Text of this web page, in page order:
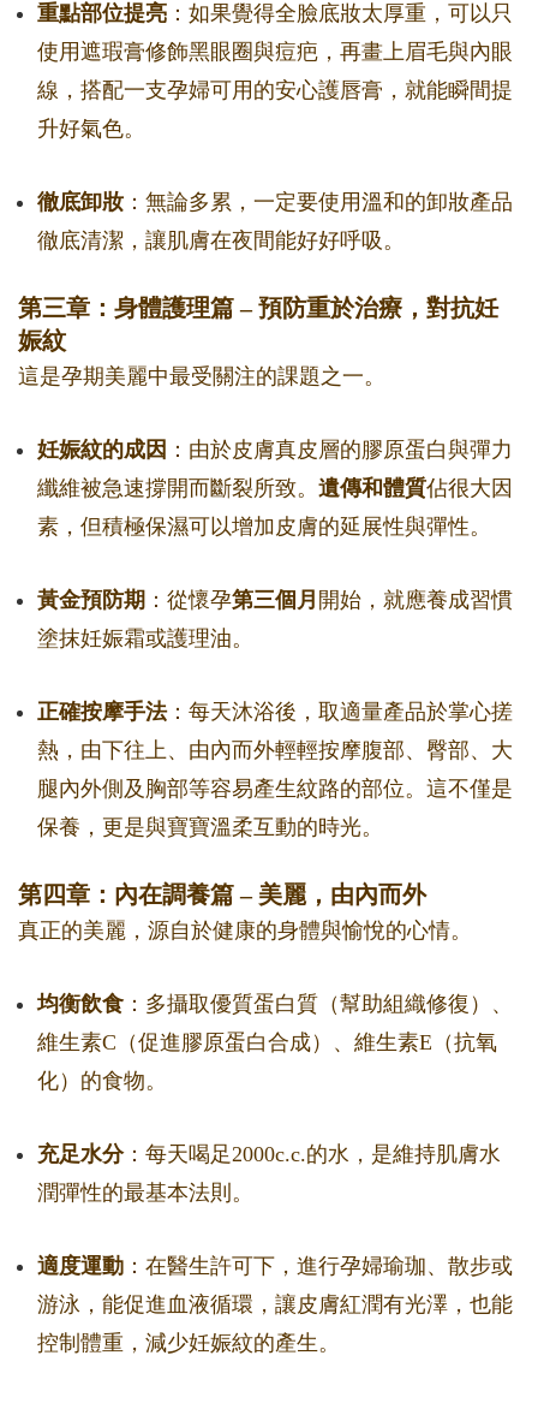
重點部位提亮 ：如果覺得全臉底妝太厚重，可以只
使用遮瑕膏修飾黑眼圈與痘疤，再畫上眉毛與內眼
線，搭配一支孕婦可用的安心護唇膏，就能瞬間提
升好氣色。
徹底卸妝 ：無論多累，一定要使用溫和的卸妝產品
徹底清潔，讓肌膚在夜間能好好呼吸。
第三章：身體護理篇 – 預防重於治療，對抗妊
娠紋
這是孕期美麗中最受關注的課題之一。
妊娠紋的成因 ：由於皮膚真皮層的膠原蛋白與彈力
纖維被急速撐開而斷裂所致。 遺傳和體質佔很大因
素，但積極保濕可以增加皮膚的延展性與彈性。
黃金預防期 ：從懷孕第三個月 開始，就應養成習慣
塗抹妊娠霜或護理油。
正確按摩手法：每天沐浴後，取適量產品於掌心搓
熱，由下往上、由內而外輕輕按摩腹部、臀部、大
腿內外側及胸部等容易產生紋路的部位。這不僅是
保養，更是與寶寶溫柔互動的時光。
第四章：內在調養篇 – 美麗，由內而外
真正的美麗，源自於健康的身體與愉悅的心情。
均衡飲食 ：多攝取優質蛋白質（幫助組織修復）、
維生素C（促進膠原蛋白合成）、維生素E（抗氧
化）的食物。
充足水分：每天喝足2000c.c.的水，是維持肌膚水
潤彈性的最基本法則。
適度運動 ：在醫生許可下，進行孕婦瑜珈、散步或
游泳，能促進血液循環，讓皮膚紅潤有光澤，也能
控制體重，減少妊娠紋的產生。